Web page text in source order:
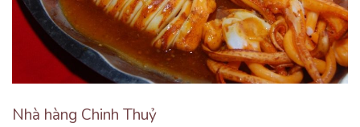
Nhà hàng Chinh Thuỷ